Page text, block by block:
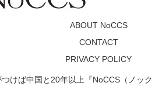
ABOUT NoCCS
CONTACT
PRIVACY POLICY
けば中国と20年以上『NoCCS（ノック